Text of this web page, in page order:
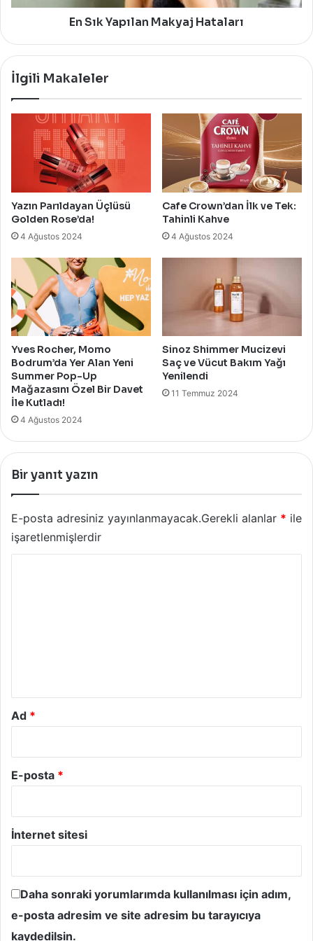
En Sık Yapılan Makyaj Hataları
İlgili Makaleler
Yazın Parıldayan Üçlüsü
Golden Rose’da!
4 Ağustos 2024
Cafe Crown’dan İlk ve Tek:
Tahinli Kahve
4 Ağustos 2024
Yves Rocher, Momo
Bodrum’da Yer Alan Yeni
Summer Pop-Up
Mağazasını Özel Bir Davet
İle Kutladı!
4 Ağustos 2024
Sinoz Shimmer Mucizevi
Saç ve Vücut Bakım Yağı
Yenilendi
11 Temmuz 2024
Bir yanıt yazın
E-posta adresiniz yayınlanmayacak.Gerekli alanlar * ile
işaretlenmişlerdir
Ad *
E-posta *
İnternet sitesi
Daha sonraki yorumlarımda kullanılması için adım,
e-posta adresim ve site adresim bu tarayıcıya
kaydedilsin.